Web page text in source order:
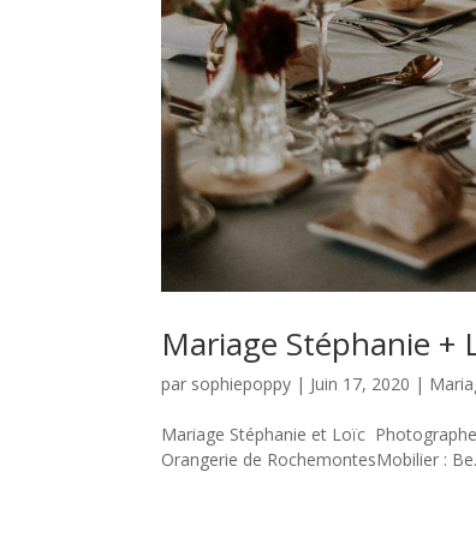
Mariage Stéphanie +
par sophiepoppy | Juin 17, 2020 |
Mariage Stéphanie et Loïc
Orangerie de RochemontesMobilier :